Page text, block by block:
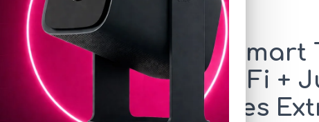
Impresora HP Smart
Multifunción WiFi +
Tintas Originales